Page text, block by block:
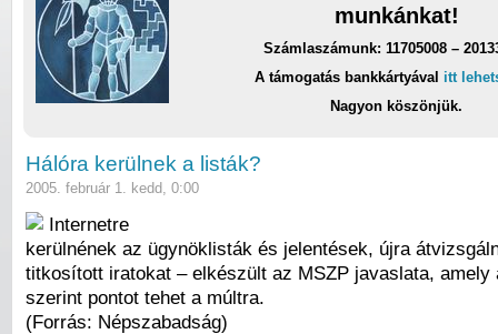
munkánkat!
Számlaszámunk: 11705008 –
A támogatás bankkártyával itt
Nagyon köszönjük.
Hálóra kerülnek a listák?
2005. február 1. kedd, 0:00
Internetre
kerülnének az ügynöklisták és jelentések, újra
titkosított iratokat – elkészült az MSZP javaslata, amely
szerint pontot tehet a múltra.
(Forrás: Népszabadság)